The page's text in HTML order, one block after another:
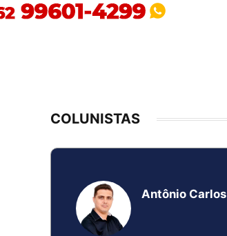
COLUNISTAS
Antônio Carlos